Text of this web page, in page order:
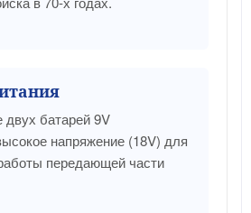
двух батарей 9V
напряжение (18V) для
передающей части